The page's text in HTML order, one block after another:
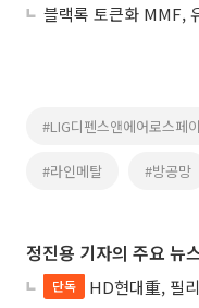
블랙록 토큰화 MMF,
#LIG디펜스앤에어로스페
#라인메탈 #방공망
정진용 기자의 주요 뉴
단독
HD현대重, 필리핀 호